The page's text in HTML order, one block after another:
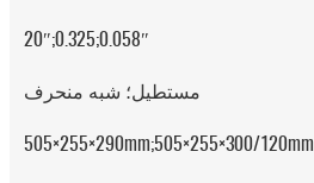
20″;0.325;0.058″
مستطيل؛ شبه منحرف
505×255×290mm;505×255×300/120mm